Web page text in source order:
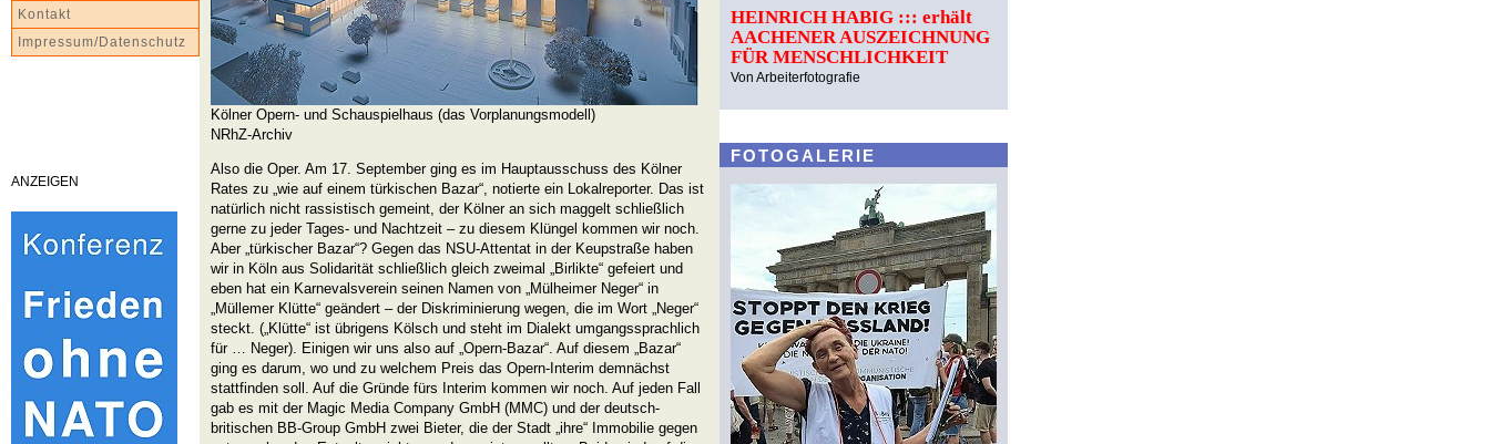
Kontakt
Impressum/Datenschutz
ANZEIGEN
Kölner Opern- und Schauspielhaus (das Vorplanungsmodell)
NRhZ-Archiv
Also die Oper. Am 17. September ging es im Hauptausschuss des Kölner
Rates zu „wie auf einem türkischen Bazar“, notierte ein Lokalreporter. Das ist
natürlich nicht rassistisch gemeint, der Kölner an sich maggelt schließlich
gerne zu jeder Tages- und Nachtzeit – zu diesem Klüngel kommen wir noch.
Aber „türkischer Bazar“? Gegen das NSU-Attentat in der Keupstraße haben
wir in Köln aus Solidarität schließlich gleich zweimal „Birlikte“ gefeiert und
eben hat ein Karnevalsverein seinen Namen von „Mülheimer Neger“ in
„Müllemer Klütte“ geändert – der Diskriminierung wegen, die im Wort „Neger“
steckt. („Klütte“ ist übrigens Kölsch und steht im Dialekt umgangssprachlich
für … Neger). Einigen wir uns also auf „Opern-Bazar“. Auf diesem „Bazar“
ging es darum, wo und zu welchem Preis das Opern-Interim demnächst
stattfinden soll. Auf die Gründe fürs Interim kommen wir noch. Auf jeden Fall
gab es mit der Magic Media Company GmbH (MMC) und der deutsch-
britischen BB-Group GmbH zwei Bieter, die der Stadt „ihre“ Immobilie gegen
HEINRICH HABIG ::: erhält
AACHENER AUSZEICHNUNG
FÜR MENSCHLICHKEIT
Von Arbeiterfotografie
FOTOGALERIE